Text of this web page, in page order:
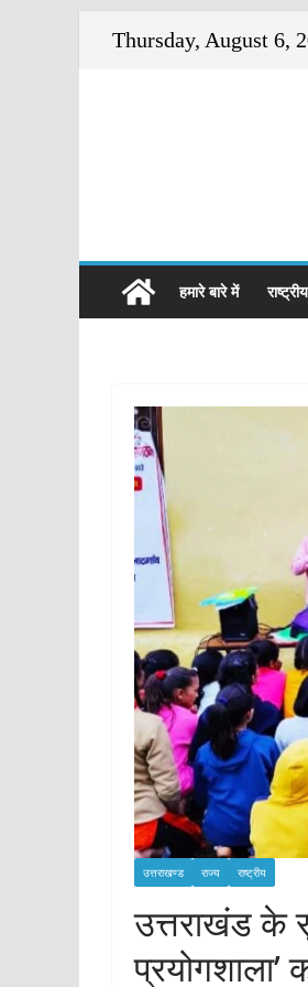
Thursday, August 6,
हमारे बारे में राष्ट्रीय
उत्तराखण्ड राज्य राष्ट्रीय
उत्तराखंड के